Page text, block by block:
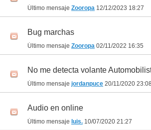
Último mensaje Zooropa 12/12/2023 18:27
Bug marchas
Último mensaje Zooropa 02/11/2022 16:35
No me detecta volante
Último mensaje jordanpuce 20/11/2020 23:08
Audio en online
Último mensaje luis. 10/07/2020 21:27